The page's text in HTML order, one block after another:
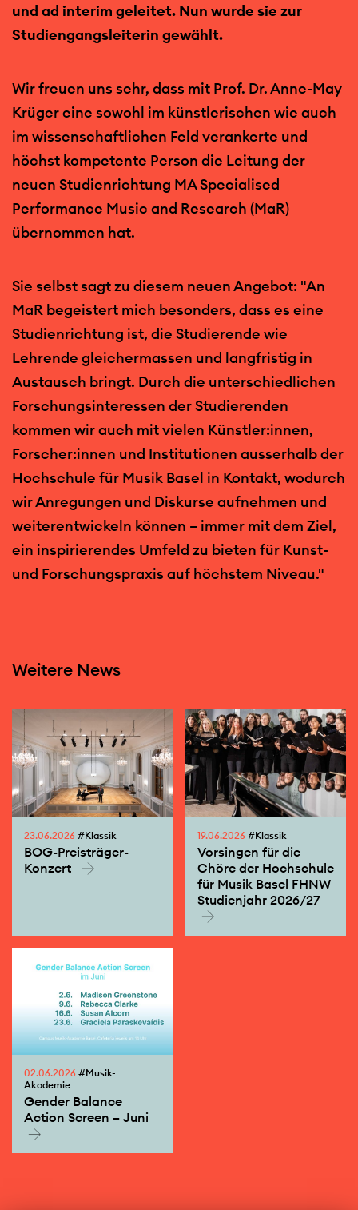
und ad interim geleitet. Nun wurde sie zur
Studiengangsleiterin gewählt.
Wir freuen uns sehr, dass mit Prof. Dr. Anne-May
Krüger eine sowohl im künstlerischen wie auch
im wissenschaftlichen Feld verankerte und
höchst kompetente Person die Leitung der
neuen Studienrichtung MA Specialised
Performance Music and Research (MaR)
übernommen hat.
Sie selbst sagt zu diesem neuen Angebot: "An
MaR begeistert mich besonders, dass es eine
Studienrichtung ist, die Studierende wie
Lehrende gleichermassen und langfristig in
Austausch bringt. Durch die unterschiedlichen
Forschungsinteressen der Studierenden
kommen wir auch mit vielen Künstler:innen,
Forscher:innen und Institutionen ausserhalb der
Hochschule für Musik Basel in Kontakt, wodurch
wir Anregungen und Diskurse aufnehmen und
weiterentwickeln können – immer mit dem Ziel,
ein inspirierendes Umfeld zu bieten für Kunst-
und Forschungspraxis auf höchstem Niveau."
Weitere News
23.06.2026 #Klassik
BOG-Preisträger-
Konzert
19.06.2026#Klassik
Vorsingen für die
Chöre der Hochschule
für Musik Basel FHNW
Studienjahr 2026/27
02.06.2026 #Musik-
Akademie
Gender Balance
Action Screen – Juni